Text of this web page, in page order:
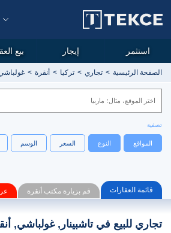
الصفحة الرئيسية تجاري تركيا أنقرة
تصفية
المواقع النوع السعر الوسم
قائمة العقارات قم بزيارة مكتب أنقرة
تجاري للبيع في تاشبينار, غولباشي,
بيع إيجار استثمر